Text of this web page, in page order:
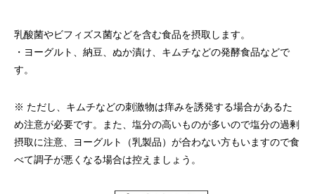
乳酸菌やビフィズス菌などを含む食品を摂取します。
・ヨーグルト、納豆、ぬか漬け、キムチなどの発酵食品などで
す。
※ ただし、キムチなどの刺激物は痒みを誘発する場合があるた
め注意が必要です。また、塩分の高いものが多いので塩分の過剰
摂取に注意、ヨーグルト（乳製品）が合わない方もいますので食
べて調子が悪くなる場合は控えましょう。